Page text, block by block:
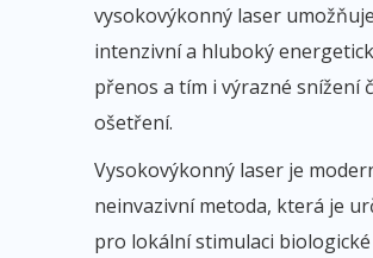
vysokovýkonný laser umožňuje
intenzivní a hluboký
přenos a tím i výrazné snížení
ošetření.
Vysokovýkonný laser je
neinvazivní metoda, která je
pro lokální stimulaci